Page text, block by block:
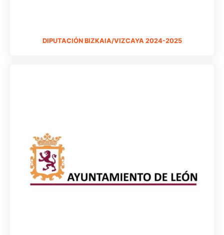
DIPUTACIÓN BIZKAIA/VIZCAYA 2024-2025